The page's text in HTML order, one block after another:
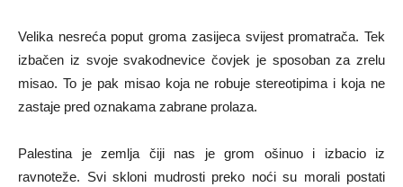
Velika nesreća poput groma zasijeca svijest promatrača. Tek
izbačen iz svoje svakodnevice čovjek je sposoban za zrelu
misao. To je pak misao koja ne robuje stereotipima i koja ne
zastaje pred oznakama zabrane prolaza.
Palestina je zemlja čiji nas je grom ošinuo i izbacio iz
ravnoteže. Svi skloni mudrosti preko noći su morali postati